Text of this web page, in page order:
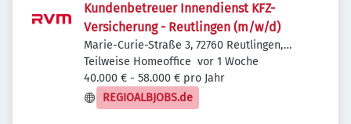
Kundenbetreuer Innendienst KFZ-
Versicherung - Reutlingen (m/w/d)
Marie-Curie-Straße 3, 72760 Reutlingen,
Deutschland
Teilweise Homeoffice Veröffentlicht
vor 1 Woche
40.000 € - 58.000 € pro Jahr
REGIOALBJOBS.de